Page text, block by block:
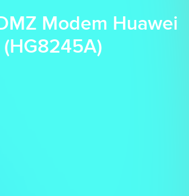
Modem Huawei
(HG8245A)